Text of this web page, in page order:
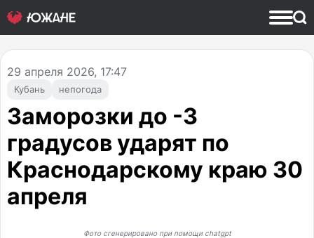
Кубань непогода
29 апреля 2026, 17:47
Заморозки до -3
градусов ударят по
Краснодарскому краю 30
апреля
Фото сгенерировано при помощи chatgpt